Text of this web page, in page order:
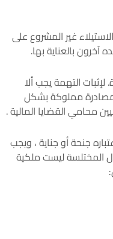
غير المشروع على
بالعناية بها.
التهمة يجب ألا
مملوكة بشكل
محامي القضايا المالية .
جنحة أو جناية ، ويجب
المختلسة ليست ملكية